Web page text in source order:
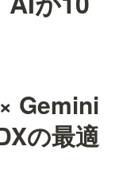
Gemini
の最適